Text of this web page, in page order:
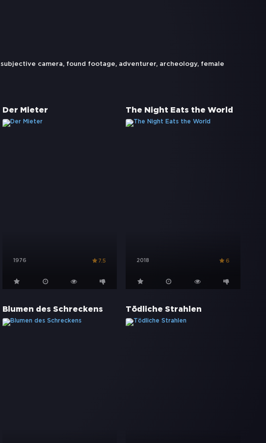
subjective camera, found footage, adventurer, archeology, female
Der Mieter
1976 7.5
The Night Eats the World
2018 6
Blumen des Schreckens Tödliche Strahlen